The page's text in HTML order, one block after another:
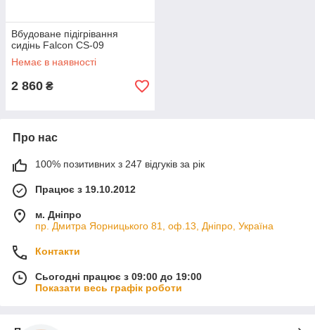
Вбудоване підігрівання
сидінь Falcon CS-09
Немає в наявності
2 860 ₴
Про нас
100% позитивних з 247 відгуків за рік
Працює з 19.10.2012
м. Дніпро
пр. Дмитра Яорницького 81, оф.13, Дніпро, Україна
Контакти
Сьогодні працює з 09:00 до 19:00
Показати весь графік роботи